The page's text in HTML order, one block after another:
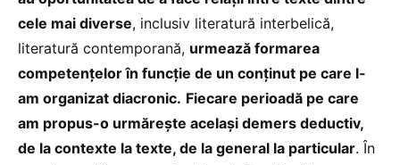
cele mai diverse, inclusiv literatură interbelică,
literatură contemporană, urmează formarea
competențelor în funcție de un conținut pe care l-
am organizat diacronic. Fiecare perioadă pe care
am propus-o urmărește același demers deductiv,
de la contexte la texte, de la general la particular. În